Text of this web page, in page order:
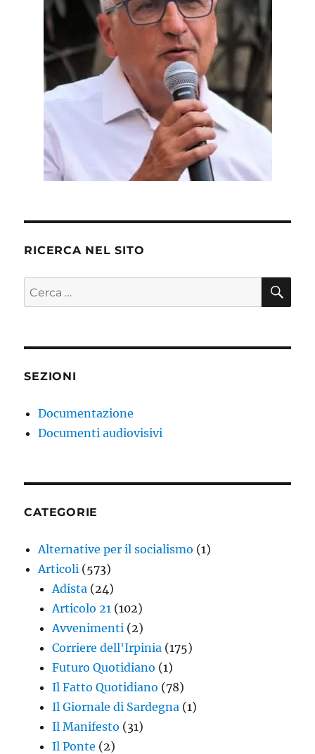
in
Europa
RICERCA NEL SITO
Cerca:
SEZIONI
Documentazione
Documenti audiovisivi
CATEGORIE
Alternative per il socialismo (1)
Articoli (573)
Adista (24)
Articolo 21 (102)
Avvenimenti (2)
Corriere dell'Irpinia (175)
Futuro Quotidiano (1)
Il Fatto Quotidiano (78)
Il Giornale di Sardegna (1)
Il Manifesto (31)
Il Ponte (2)